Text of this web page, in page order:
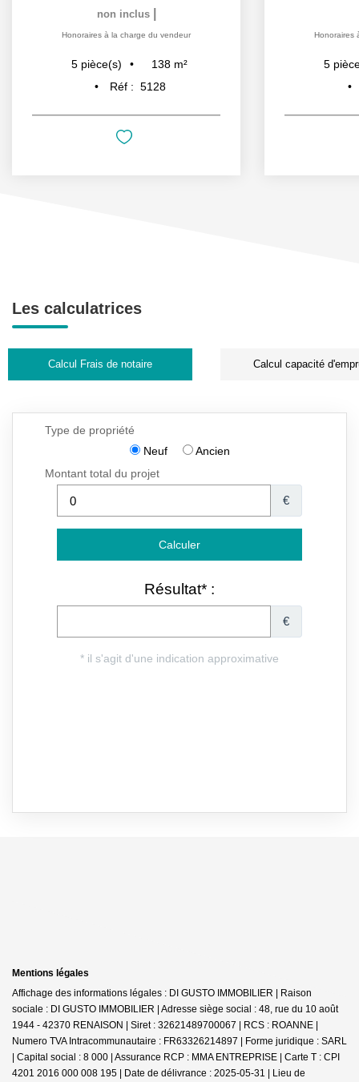
non inclus
Honoraires à la charge du vendeur
5 pièce(s) 138 m²
Réf : 5128
Honoraires
5
Les calculatrices
Calcul Frais de notaire Calcul capacité
Mentions légales
Affichage des informations légales : DI GUSTO IMMOBILIER | Raison
sociale : DI GUSTO IMMOBILIER | Adresse siège social : 48, rue du 10 août
1944 - 42370 RENAISON | Siret : 32621489700067 | RCS : ROANNE |
Numero TVA Intracommunautaire : FR63326214897 | Forme juridique : SARL
| Capital social : 8 000 | Assurance RCP : MMA ENTREPRISE | Carte T : CPI
4201 2016 000 008 195 | Date de délivrance : 2025-05-31 | Lieu de